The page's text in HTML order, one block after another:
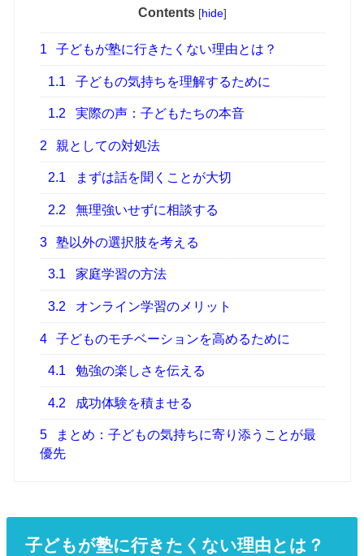
Contents [hide]
1 子どもが塾に行きたくない理由とは？
1.1 子どもの気持ちを理解するために
1.2 実際の声：子どもたちの本音
2 親としての対処法
2.1 まずは話を聞くことが大切
2.2 無理強いせずに相談する
3 塾以外の選択肢を考える
3.1 家庭学習の方法
3.2 オンライン学習のメリット
4 子どものモチベーションを高めるために
4.1 勉強の楽しさを伝える
4.2 成功体験を積ませる
5
まとめ：子どもの気持ちに寄り添うことが最
優先
子どもが塾に行きたくない理由とは？